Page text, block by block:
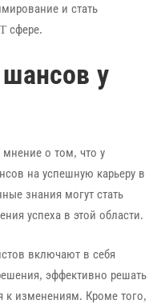
и стать
сфере.
у
о том, что у
на успешную карьеру в
знания могут стать
успеха в этой области.
включают в себя
эффективно решать
к изменениям. Кроме того,